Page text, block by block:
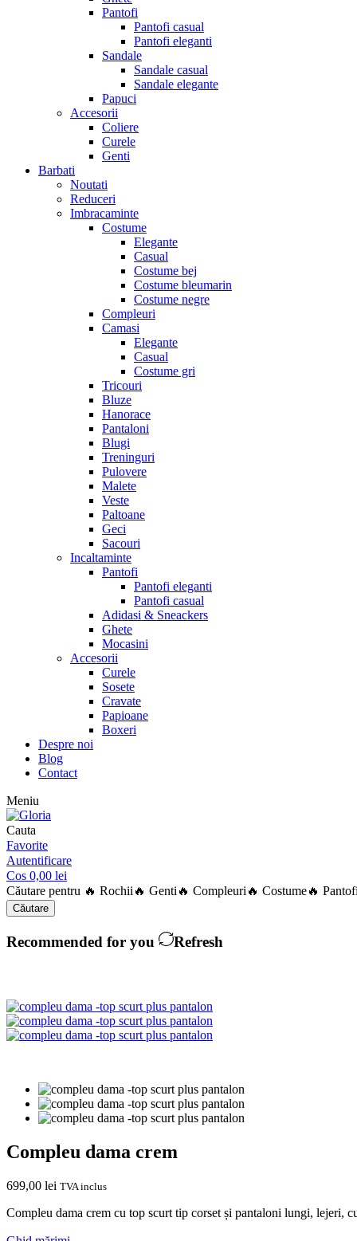
Pantofi
Pantofi casual
Pantofi eleganti
Sandale
Sandale casual
Sandale elegante
Papuci
Accesorii
Coliere
Curele
Genti
Barbati
Noutati
Reduceri
Imbracaminte
Costume
Elegante
Casual
Costume bej
Costume bleumarin
Costume negre
Compleuri
Camasi
Elegante
Casual
Costume gri
Tricouri
Bluze
Hanorace
Pantaloni
Blugi
Treninguri
Pulovere
Malete
Veste
Paltoane
Geci
Sacouri
Incaltaminte
Pantofi
Pantofi eleganti
Pantofi casual
Adidasi & Sneackers
Ghete
Mocasini
Accesorii
Curele
Sosete
Cravate
Papioane
Boxeri
Despre noi
Blog
Contact
Meniu
Cauta
Favorite
Autentificare
Cos 0,00 lei
Căutare pentru 🔥 Rochii 🔥 Genti 🔥 Compleuri 🔥 Costume🔥 Pantofi
Căutare
Recommended for you Refresh
Compleu dama crem
699,00 lei TVA inclus
Compleu dama crem cu top scurt tip corset și pantaloni lungi, lejeri,